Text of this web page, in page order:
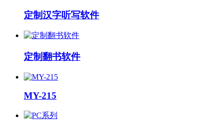
定制汉字听写软件
定制翻书软件
MY-215